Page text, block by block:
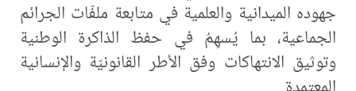
جهوده الميدانية والعلمية في متابعة ملفّات الجرائم
الجماعية، بما يُسهِمُ في حفظ الذاكرة الوطنية
وتوثيق الانتهاكات وفق الأطر القانونيّة والإنسانية